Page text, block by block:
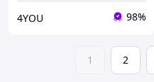
4YOU 98%
1 2